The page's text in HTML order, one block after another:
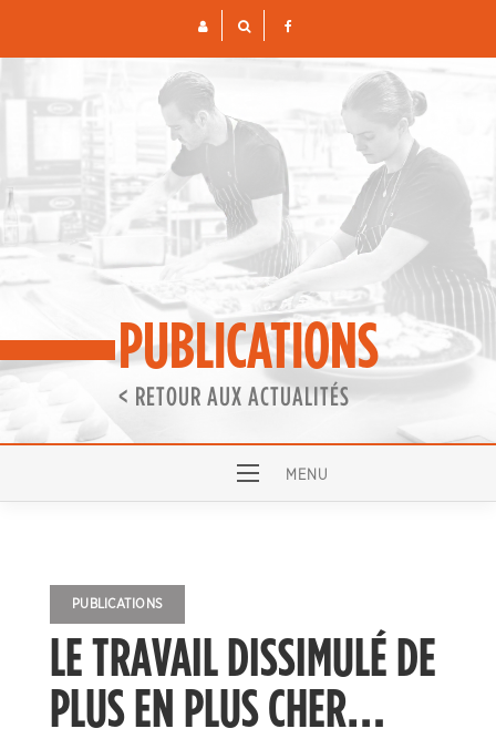
PUBLICATIONS
< RETOUR AUX ACTUALITÉS
PUBLICATIONS
LE TRAVAIL DISSIMULÉ DE
PLUS EN PLUS CHER…